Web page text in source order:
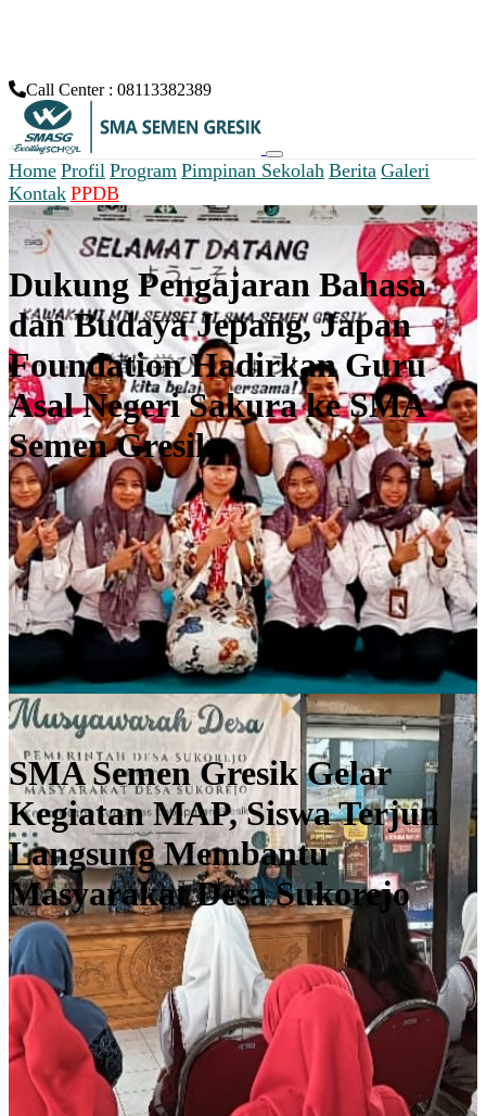
Call Center : 08113382389
Home Profil Program Pimpinan Sekolah Berita Galeri
Kontak PPDB
#exitingschool_news
Dukung Pengajaran Bahasa
dan Budaya Jepang, Japan
Foundation Hadirkan Guru
Asal Negeri Sakura ke SMA
Semen Gresik
Selengkapnya
#exitingschool_news
SMA Semen Gresik Gelar
Kegiatan MAP, Siswa Terjun
Langsung Membantu
Masyarakat Desa Sukorejo
Selengkapnya